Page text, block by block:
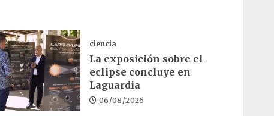
ciencia
La exposición sobre el
eclipse concluye en
Laguardia
06/08/2026